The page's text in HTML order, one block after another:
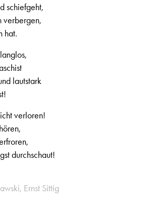
schiefgeht,
verbergen,
hat.
lautstark
verloren!
durchschaut!
Ernst Sittig